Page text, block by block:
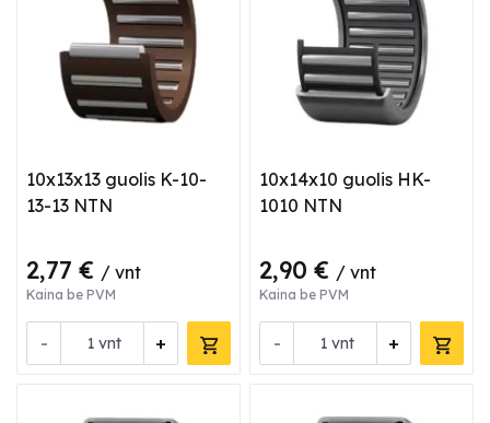
10x13x13 guolis K-10-
13-13 NTN
2,77 € / vnt
Kaina be PVM
- +
vnt
10x14x10 guolis HK-
1010 NTN
2,90 € / vnt
Kaina be PVM
- +
vnt